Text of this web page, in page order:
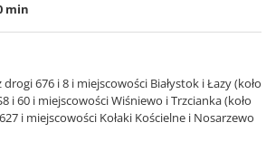
min
676 i 8 i miejscowości Białystok i Łazy (koło
i 60 i miejscowości Wiśniewo i Trzcianka (koło
i miejscowości Kołaki Kościelne i Nosarzewo